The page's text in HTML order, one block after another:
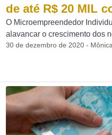
de até R$ 20 MIL
O Microempreendedor
alavancar o crescimento dos
30 de dezembro de 2020 -